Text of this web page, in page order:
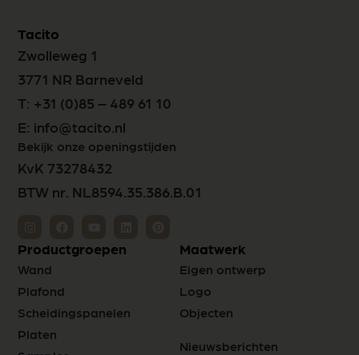
Tacito
Zwolleweg 1
3771 NR Barneveld
T: +31 (0)85 – 489 61 10
E: info@tacito.nl
Bekijk onze openingstijden
KvK 73278432
BTW nr. NL8594.35.386.B.01
Productgroepen
Wand
Plafond
Scheidingspanelen
Platen
Maatwerk
Eigen ontwerp
Logo
Objecten
Nieuwsberichten